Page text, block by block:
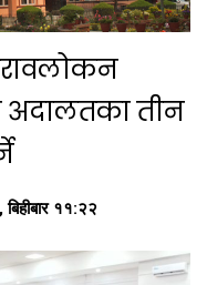
अदालतका तीन
११:२२